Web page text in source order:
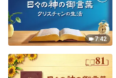
7:42